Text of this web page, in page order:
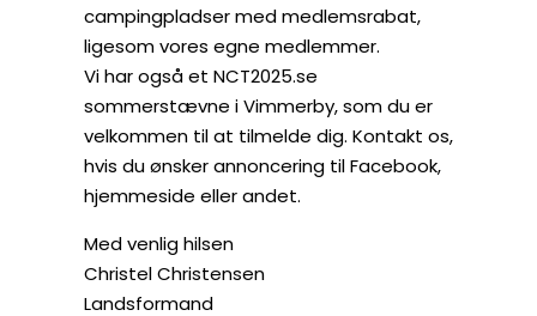
campingpladser med medlemsrabat,
ligesom vores egne medlemmer.
Vi har også et NCT2025.se
sommerstævne i Vimmerby, som du er
velkommen til at tilmelde dig. Kontakt os,
hvis du ønsker annoncering til Facebook,
hjemmeside eller andet.
Med venlig hilsen
Christel Christensen
Landsformand